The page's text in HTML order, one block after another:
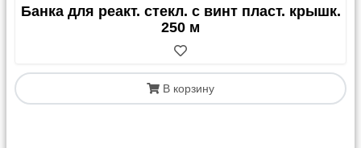
Банка для реакт. стекл. с винт пласт. крышк.
250 м
В корзину